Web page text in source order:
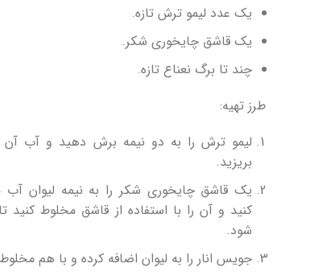
یک عدد لیمو ترش تازه.
یک قاشق چایخوری شکر.
چند تا برگ نعناع تازه.
طرز تهیه:
لیمو ترش را به دو نیمه برش دهید و آب آن
بریزید.
یک قاشق چایخوری شکر را به نیمه لیوان آب
کنید و آن را با استفاده از قاشق مخلوط کنید
شود.
جویس انار را به لیوان اضافه کرده و با هم